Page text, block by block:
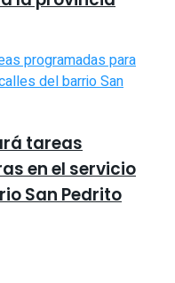
tareas
en el servicio
San Pedrito